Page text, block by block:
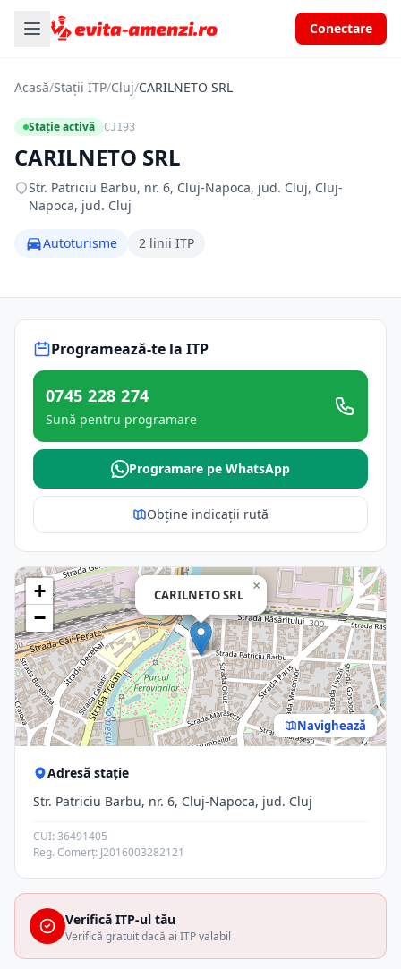
Conectare
Acasă/Stații ITP/Cluj/CARILNETO SRL
Stație activă CJ193
CARILNETO SRL
Str. Patriciu Barbu, nr. 6, Cluj-Napoca, jud. Cluj, Cluj-
Napoca, jud. Cluj
Autoturisme 2 linii ITP
Programează-te la ITP
0745 228 274
Sună pentru programare
Programare pe WhatsApp
Obține indicații rută
CARILNETO SRL
×
+
−
Navighează
Adresă stație
Str. Patriciu Barbu, nr. 6, Cluj-Napoca, jud. Cluj
CUI: 36491405
Reg. Comerț: J2016003282121
Verifică ITP-ul tău
Verifică gratuit dacă ai ITP valabil